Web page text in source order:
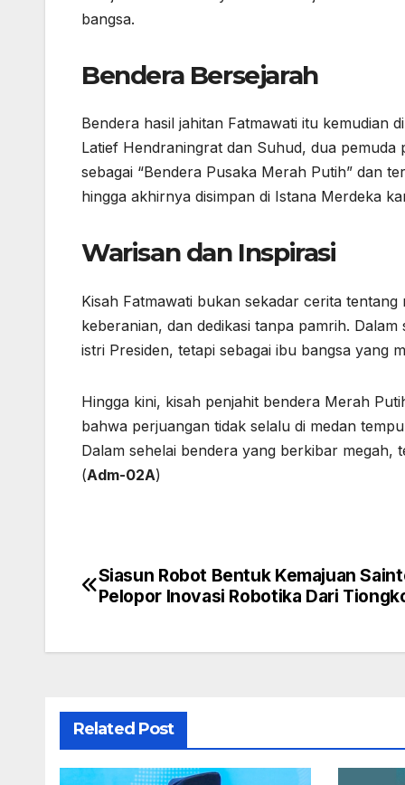
bangsa.
Bendera Bersejarah
Bendera hasil jahitan Fatmawati itu kemudian
Latief Hendraningrat dan Suhud, dua
sebagai “Bendera Pusaka Merah Putih” dan
hingga akhirnya disimpan di Istana Merdeka
Warisan dan Inspirasi
Kisah Fatmawati bukan sekadar cerita
keberanian, dan dedikasi tanpa pamrih.
istri Presiden, tetapi sebagai ibu bangsa yang
Hingga kini, kisah penjahit bendera Merah
bahwa perjuangan tidak selalu di medan
Dalam sehelai bendera yang berkibar
(Adm-02A)
Navigasi
Siasun Robot Bentuk Kemajuan
Pelopor Inovasi Robotika Dari
Related Post